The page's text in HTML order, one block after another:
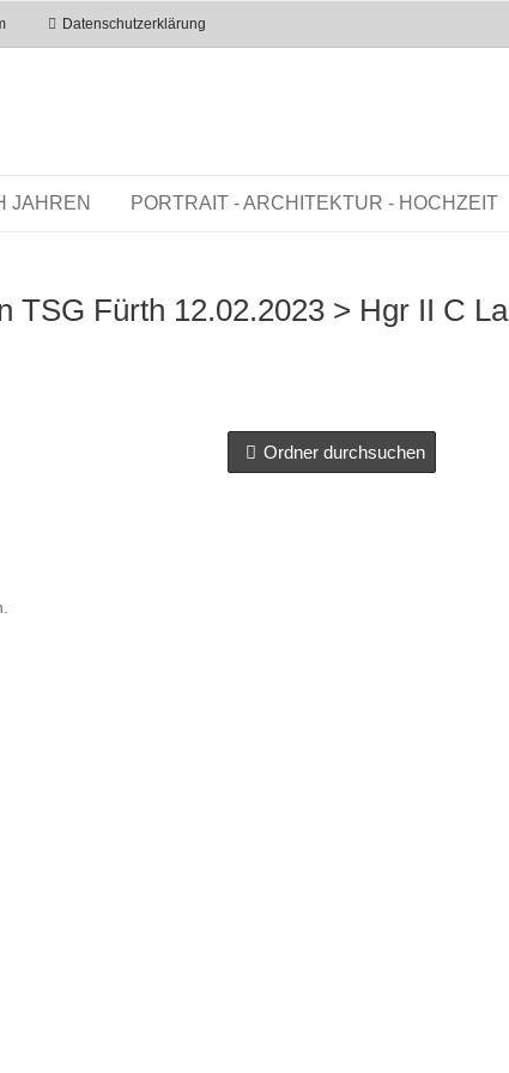
Datenschutzerklärung
JAHREN PORTRAIT - ARCHITEKTUR - HOCHZEIT
TSG Fürth 12.02.2023> Hgr II C La
Ordner durchsuchen